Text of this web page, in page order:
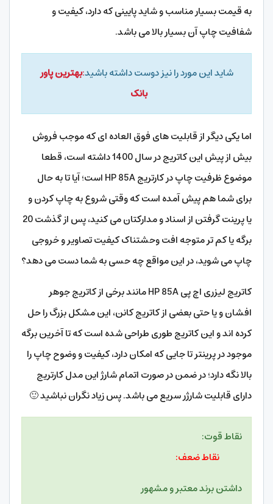
به قیمت بسیار مناسب و شاید پایینی که دارد، کیفیت و
شفافیت چاپ آن بسیار بالا می باشد.
شاید این مورد را نیز دوست داشته باشید:بهترین پاور
بانک
اما یکی دیگر از قابلیت های فوق العاده ای که موجب فروش
بیش از پیش این کاتریج در سال 1400 داشته است، قطعا
موضوع ظرفیت چاپ در کارتریج HP 85A است؛ آیا تا به حال
برای شما هم پیش آمده است که وقتی شروع به چاپ کردن و
یا پرینت گرفتن از اسناد و مدارکتان می کنید،‌ پس از گذشت 20
برگه یا کم تر متوجه افت وحشتناک کیفیت تصاویر و خروجی
چاپ می شوید، در این مواقع چه حسی به شما دست می دهد؟
کاتریج لیزری اچ پی HP 85A مانند برخی از کاتریج جوهر
افشان و یا حتی بعضی از کاتریج کانن، این مشکل بزرگ را حل
کرده اند و این کاتریج طوری طراحی شده است که تا آخرین برگه
موجود در پرینتر تا جایی که امکان دارد، کیفیت و وضوح چاپ را
بالا نگه دارد؛ در ضمن در صورت اتمام شارژ این مدل کارتریج
دارای قابلیت شارژر سریع می باشد. پس زیاد نگران نباشید 🙂
نقاط قوت:
نقاط ضعف:
داشتن برند معتبر و مشهور